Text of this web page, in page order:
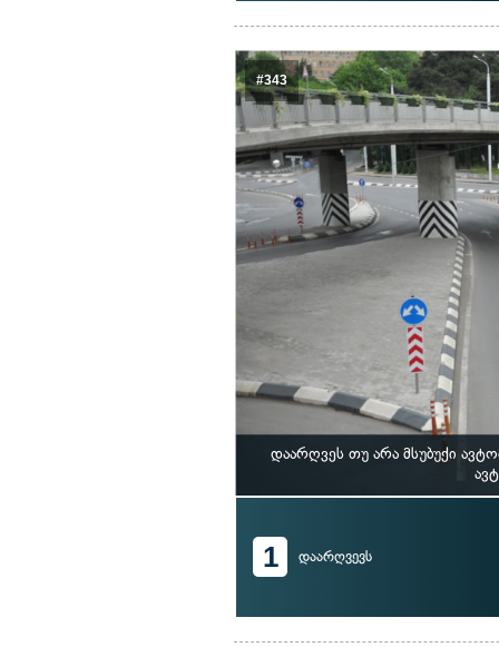
#343
დაარღვეს თუ არა მსუბუქი
1 დაარღვევს